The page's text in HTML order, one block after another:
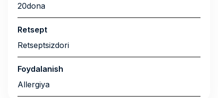
20dona
Retsept
Retseptsizdori
Foydalanish
Allergiya